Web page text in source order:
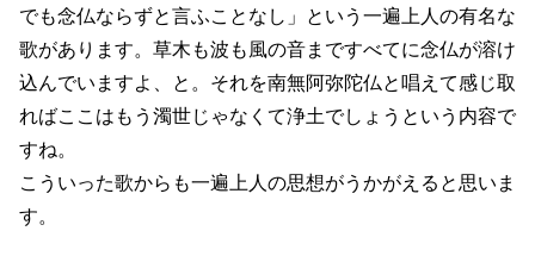
でも念仏ならずと言ふことなし」という一遍上人の有名な
歌があります。草木も波も風の音まですべてに念仏が溶け
込んでいますよ、と。それを南無阿弥陀仏と唱えて感じ取
ればここはもう濁世じゃなくて浄土でしょうという内容で
すね。
こういった歌からも一遍上人の思想がうかがえると思いま
す。